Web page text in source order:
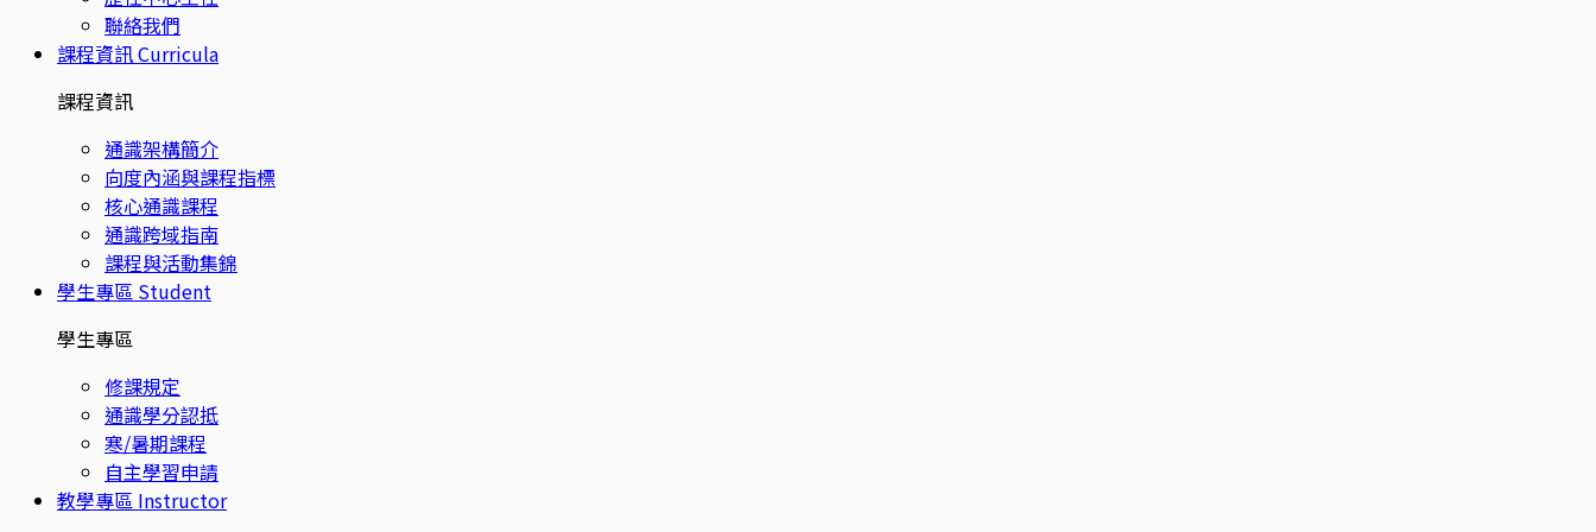
聯絡我們
課程資訊Curricula
課程資訊
通識架構簡介
向度內涵與課程指標
核心通識課程
通識跨域指南
課程與活動集錦
學生專區 Student
學生專區
修課規定
通識學分認抵
寒/暑期課程
自主學習申請
教學專區 Instructor